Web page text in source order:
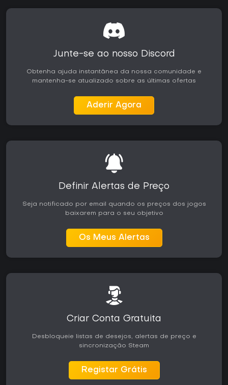
Junte-se ao nosso Discord
Obtenha ajuda instantânea da nossa comunidade e
mantenha-se atualizado sobre as últimas ofertas
Aderir Agora
Definir Alertas de Preço
Seja notificado por email quando os preços dos jogos
baixarem para o seu objetivo
Os Meus Alertas
Criar Conta Gratuita
Desbloqueie listas de desejos, alertas de preço e
sincronização Steam
Registar Grátis